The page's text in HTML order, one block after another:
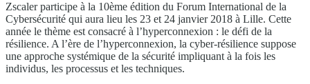
Zscaler participe à la 10ème édition du Forum International de la
Cybersécurité qui aura lieu les 23 et 24 janvier 2018 à Lille. Cette
année le thème est consacré à l’hyperconnexion : le défi de la
résilience. A l’ère de l’hyperconnexion, la cyber-résilience suppose
une approche systémique de la sécurité impliquant à la fois les
individus, les processus et les techniques.